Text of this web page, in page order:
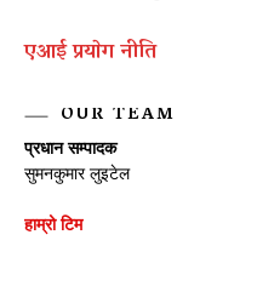
एआई प्रयाेग नीति
OUR TEAM
प्रधान सम्पादक
सुमनकुमार लुइटेल
हाम्रो टिम